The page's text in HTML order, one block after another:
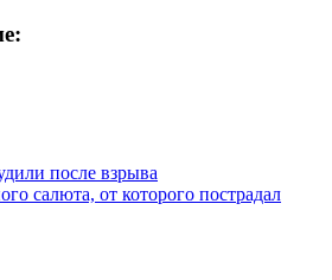
после взрыва
салюта, от которого пострадал